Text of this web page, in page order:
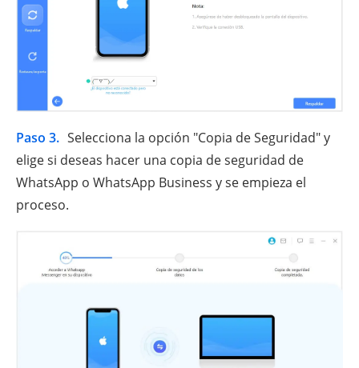
Paso 3. Selecciona la opción "Copia de Seguridad" y
elige si deseas hacer una copia de seguridad de
WhatsApp o WhatsApp Business y se empieza el
proceso.